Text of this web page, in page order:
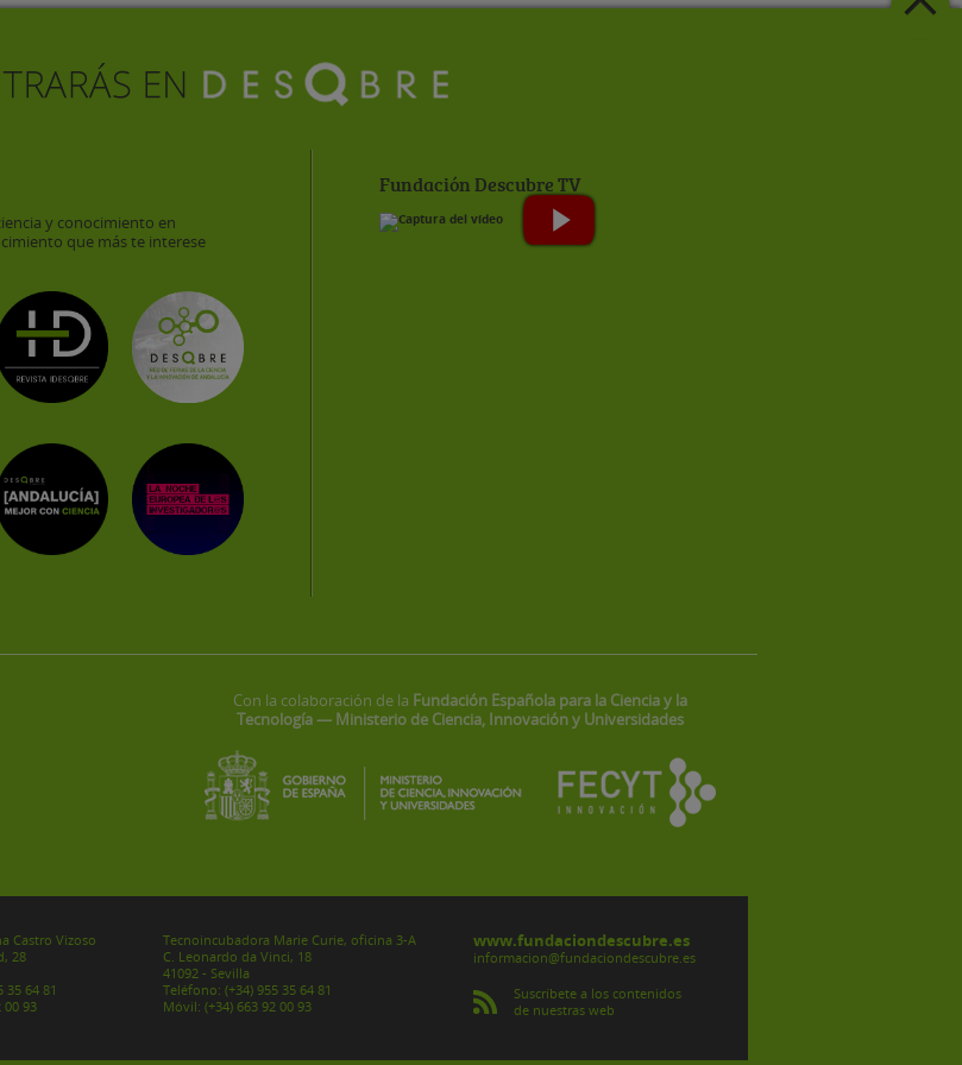
y conocimiento en
que más te interese
Fundación Descubre TV
Con la colaboración de la Fundación Española para la Ciencia y la
Tecnología — Ministerio de Ciencia, Innovación y Universidades
Castro Vizoso
28
35 64 81
00 93
Tecnoincubadora Marie Curie, oficina 3-A
C. Leonardo da Vinci, 18
41092 - Sevilla
Teléfono: (+34) 955 35 64 81
Móvil: (+34) 663 92 00 93
www.fundaciondescubre.es
informacion@fundaciondescubre.es
Suscríbete a los contenidos
de nuestras web